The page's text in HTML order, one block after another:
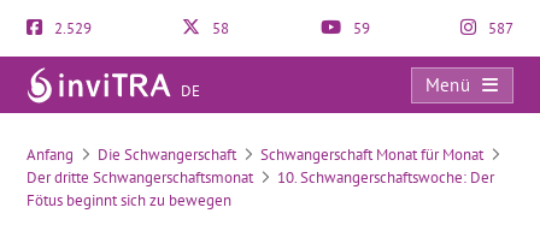
2.529 58 59 587
DE
Menü
Maße des Fötus in der 10. Schwangerschaftswoche
Anfang Die Schwangerschaft
Schwangerschaft Monat für Monat
Der dritte Schwangerschaftsmonat
10. Schwangerschaftswoche: Der
Fötus beginnt sich zu bewegen